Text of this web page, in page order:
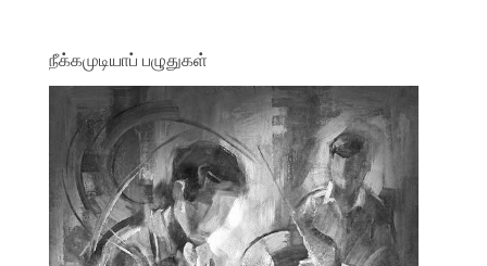
நீக்கமுடியாப் பழுதுகள்